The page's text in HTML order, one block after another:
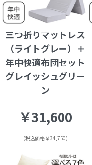
三つ折りマットレス
（ライトグレー）＋
年中快適布団セット
グレイッシュグリー
ン
￥31,600
(税込価格￥34,760)